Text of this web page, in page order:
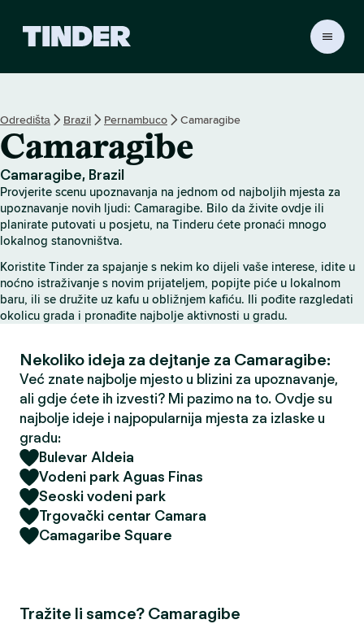
r
H
o
e
Odredištа Brazil Pernambuco Camaragibe
Camaragibe
Camaragibe, Brazil
Provjerite scenu upoznavanja na jednom od najboljih mjesta za
upoznavanje novih ljudi: Camaragibe. Bilo da živite ovdje ili
planirate putovati u posjetu, na Tinderu ćete pronaći mnogo
lokalnog stanovništva.
Koristite Tinder za spajanje s nekim ko dijeli vaše interese, idite u
noćno istraživanje s novim prijateljem, popijte piće u lokalnom
baru, ili se družite uz kafu u obližnjem kafiću. Ili pođite razgledati
okolicu grada i pronađite najbolje aktivnosti u gradu.
Nekoliko ideja za dejtanje za Camaragibe:
Već znate najbolje mjesto u blizini za upoznavanje,
ali gdje ćete ih izvesti? Mi pazimo na to. Ovdje su
najbolje ideje i najpopularnija mjesta za izlaske u
gradu:
Bulevar Aldeia
Vodeni park Aguas Finas
Seoski vodeni park
Trgovački centar Camara
Camagaribe Square
Tražite li samce? Camaragibe